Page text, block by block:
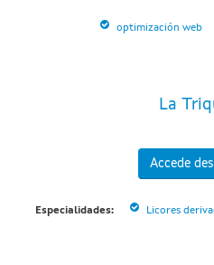
optimización web
La
Accede
Especialidades: Licores